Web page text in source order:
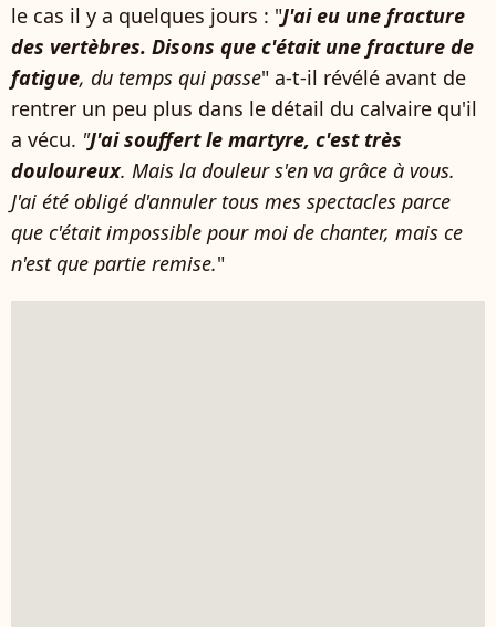
le cas il y a quelques jours : "J'ai eu une fracture
des vertèbres. Disons que c'était une fracture de
fatigue, du temps qui passe" a-t-il révélé avant de
rentrer un peu plus dans le détail du calvaire qu'il
a vécu. "J'ai souffert le martyre, c'est très
douloureux. Mais la douleur s'en va grâce à vous.
J'ai été obligé d'annuler tous mes spectacles parce
que c'était impossible pour moi de chanter, mais ce
n'est que partie remise."